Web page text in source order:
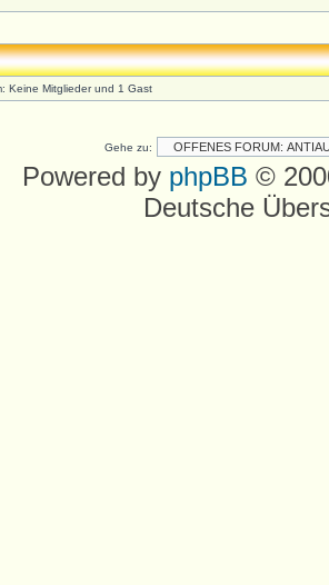
Keine Mitglieder und 1 Gast
Gehe zu:
Powered by phpBB ©
Deutsche